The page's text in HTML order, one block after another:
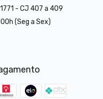
- CJ 407 a 409
(Seg a Sex)